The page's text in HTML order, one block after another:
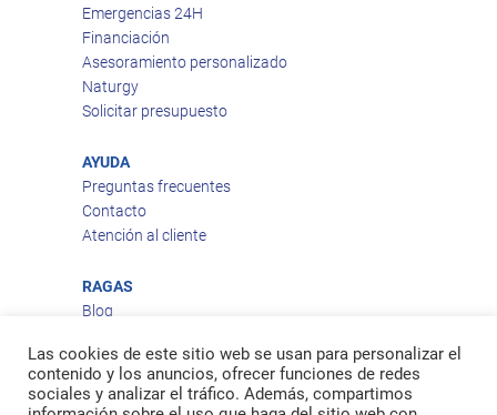
Emergencias 24H
Financiación
Asesoramiento personalizado
Naturgy
Solicitar presupuesto
AYUDA
Preguntas frecuentes
Contacto
Atención al cliente
RAGAS
Blog
Política de privacidad
Política de cookies
Política de envío
Las cookies de este sitio web se usan para personalizar el
contenido y los anuncios, ofrecer funciones de redes
sociales y analizar el tráfico. Además, compartimos